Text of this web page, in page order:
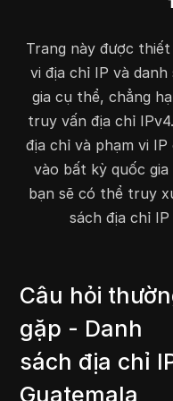
190.61.88.0
190.61.96.0
190.83.8.0
190.83.119.0
190.89.32.0
190.99.116.0
190.104.112.0
190.106.192.0
190.114.4.0
190.115.0.0
190.121.192.0
190.122.184.0
Trang này được
vi địa chỉ IP và
gia cụ thể, chẳng
truy vấn địa chỉ
địa chỉ và phạm vi
vào bất kỳ quốc
bạn sẽ có thể truy
sách địa chỉ
Câu hỏi
gặp - Danh
sách địa chỉ
Guatemala